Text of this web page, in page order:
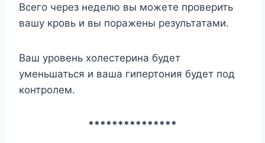
Всего через неделю вы можете проверить
вашу кровь и вы поражены результатами.
Ваш уровень холестерина будет
уменьшаться и ваша гипертония будет под
контролем.
***************